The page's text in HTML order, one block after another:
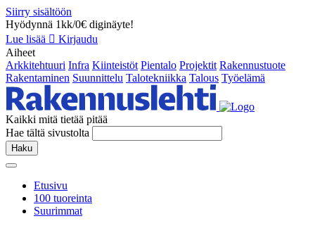
Siirry sisältöön
Hyödynnä 1kk/0€ diginäyte!
Lue lisää
Kirjaudu
Aiheet
Arkkitehtuuri Infra Kiinteistöt Pientalo Projektit Rakennustuote
Rakentaminen Suunnittelu Talotekniikka Talous Työelämä
Kaikki mitä tietää pitää
Hae tältä sivustolta
Haku
Etusivu
100 tuoreinta
Suurimmat